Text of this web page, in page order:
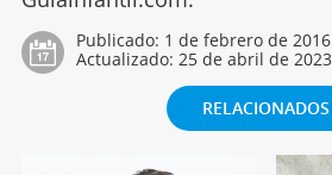
Publicado: 1 de febrero de 2016
Actualizado: 25 de abril de 2023
RELACIONADOS